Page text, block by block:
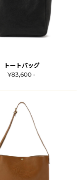
トートバッグ
¥83,600 -